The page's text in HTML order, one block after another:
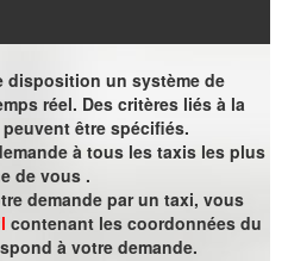
disposition un système de
réel. Des critères liés à la
être spécifiés.
à tous les taxis les plus
de vous .
demande par un taxi, vous
contenant les coordonnées du
à votre demande.